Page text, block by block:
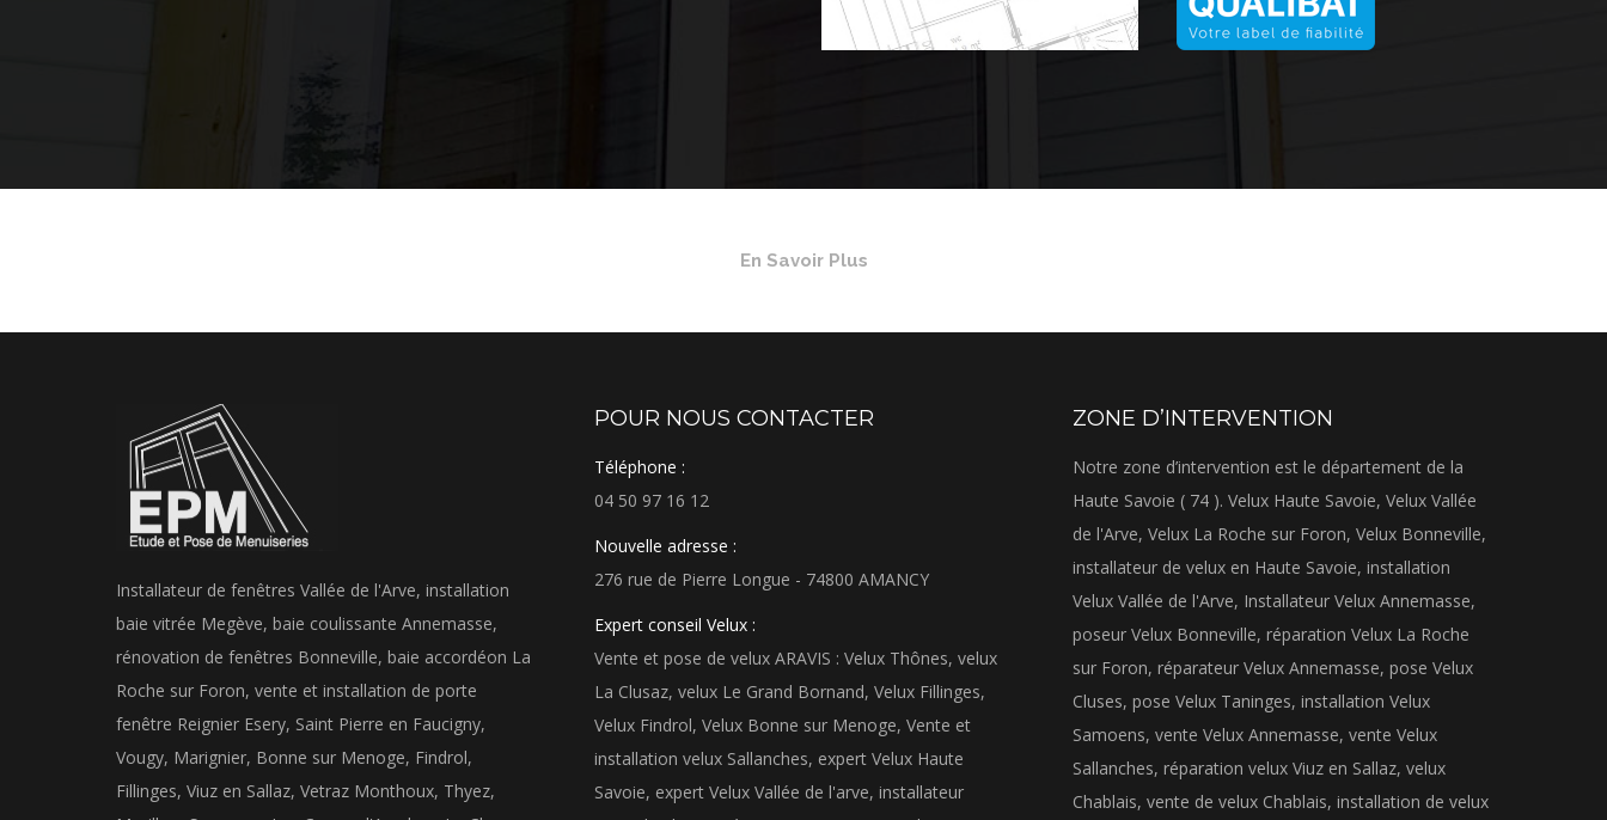
En Savoir Plus
Installateur de fenêtres Vallée de l'Arve, installation
baie vitrée Megève, baie coulissante Annemasse,
rénovation de fenêtres Bonneville, baie accordéon La
Roche sur Foron, vente et installation de porte
fenêtre Reignier Esery, Saint Pierre en Faucigny,
Vougy, Marignier, Bonne sur Menoge, Findrol,
Fillinges, Viuz en Sallaz, Vetraz Monthoux, Thyez,
POUR NOUS CONTACTER
Téléphone :
04 50 97 16 12
Nouvelle adresse :
276 rue de Pierre Longue - 74800 AMANCY
Expert conseil Velux :
Vente et pose de velux ARAVIS : Velux Thônes, velux
La Clusaz, velux Le Grand Bornand, Velux Fillinges,
Velux Findrol, Velux Bonne sur Menoge, Vente et
installation velux Sallanches, expert Velux Haute
Savoie, expert Velux Vallée de l'arve, installateur
ZONE D’INTERVENTION
Notre zone d’intervention est le département de la
Haute Savoie ( 74 ). Velux Haute Savoie, Velux Vallée
de l'Arve, Velux La Roche sur Foron, Velux Bonneville,
installateur de velux en Haute Savoie, installation
Velux Vallée de l'Arve, Installateur Velux Annemasse,
poseur Velux Bonneville, réparation Velux La Roche
sur Foron, réparateur Velux Annemasse, pose Velux
Cluses, pose Velux Taninges, installation Velux
Samoens, vente Velux Annemasse, vente Velux
Sallanches, réparation velux Viuz en Sallaz, velux
Chablais, vente de velux Chablais, installation de velux